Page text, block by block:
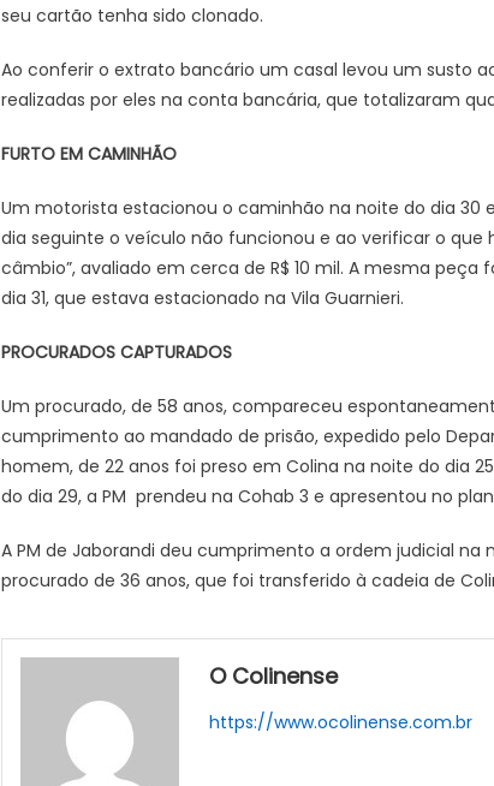
seu cartão tenha sido clonado.
Ao conferir o extrato bancário um casal levou um susto
realizadas por eles na conta bancária, que totalizaram
FURTO EM CAMINHÃO
Um motorista estacionou o caminhão na noite do dia 30
dia seguinte o veículo não funcionou e ao verificar o
câmbio”, avaliado em cerca de R$ 10 mil. A mesma
dia 31, que estava estacionado na Vila Guarnieri.
PROCURADOS CAPTURADOS
Um procurado, de 58 anos, compareceu
cumprimento ao mandado de prisão, expedido pelo
homem, de 22 anos foi preso em Colina na noite do dia
do dia 29, a PM prendeu na Cohab 3 e apresentou no
A PM de Jaborandi deu cumprimento a ordem judicial
procurado de 36 anos, que foi transferido à cadeia de
O Colinense
https://www.ocolinense.com.br